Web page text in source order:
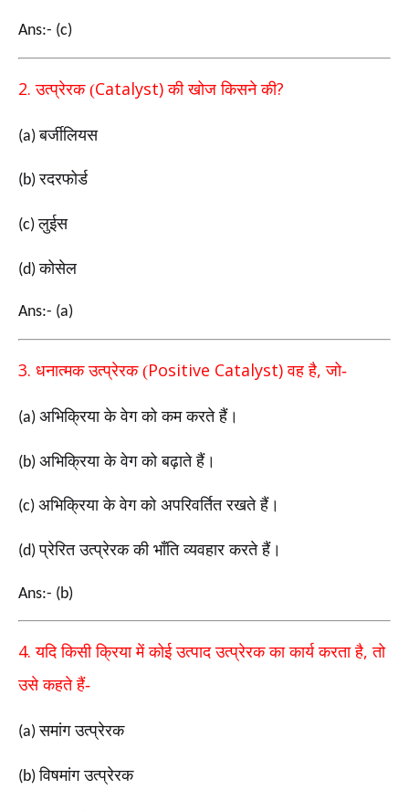
Ans:- (c)
2.उत्प्रेरक (Catalyst)की खोज किसने की?
(a)बर्जीलियस
(b)रदरफोर्ड
(c)लुईस
(d)कोसेल
Ans:- (a)
3. धनात्मक उत्प्रेरक (Positive Catalyst)वह है,जो-
(a) अभिक्रिया के वेग को कम करते हैं।
(b) अभिक्रिया के वेग को बढ़ाते हैं।
(c) अभिक्रिया के वेग को अपरिवर्तित रखते हैं।
(d)प्रेरित उत्प्रेरक की भाँति व्यवहार करते हैं।
Ans:- (b)
4.यदि किसी क्रिया में कोई उत्पाद उत्प्रेरक का कार्य करता है,तो
उसे कहते हैं-
(a)समांग उत्प्रेरक
(b)विषमांग उत्प्रेरक